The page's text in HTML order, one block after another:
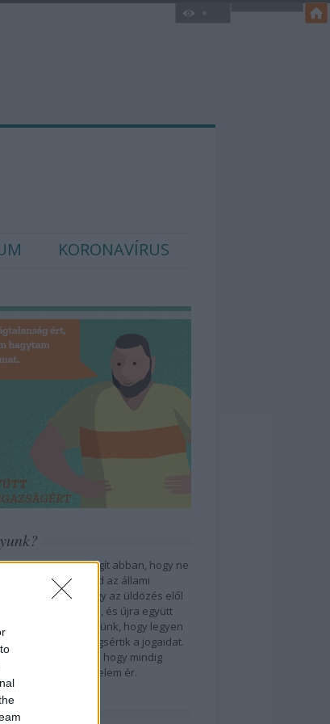
KORONAVÍRUS
Bizottság segít abban, hogy ne
feletted az állami
a rendőrség, hogy az üldözés elől
védelmet kapjanak, és újra együtt
családjukkal. Segítünk, hogy legyen
annak, ha megsértik a jogaidat.
azon dolgozunk, hogy mindig
fordulnod, ha sérelem ér.
hírlevélre!